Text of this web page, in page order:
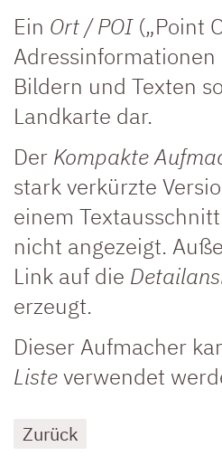
Ein Ort / POI(„Point
Bildern und Texten
Landkarte dar.
Der Kompakte
stark verkürzte
einem
nicht angezeigt.
Link auf die
erzeugt.
Dieser Aufmacher
Listeverwendet
Zurück